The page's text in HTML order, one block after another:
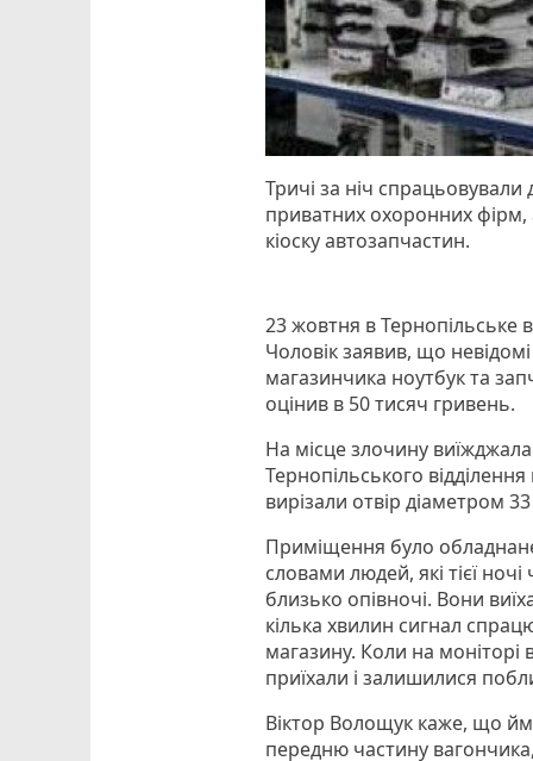
Тричі за ніч спрацьовували
приватних охоронних фірм,
кіоску автозапчастин.
23 жовтня в Тернопільське
Чоловік заявив, що
магазинчика ноутбук та
оцінив в 50 тисяч гривень.
На місце злочину
Тернопільського відділення
вирізали отвір діаметром
Приміщення було
словами людей, які тієї
близько опівночі. Вони
кілька хвилин сигнал
магазину. Коли на моніторі
приїхали і залишилися
Віктор Волощук каже, що
передню частину